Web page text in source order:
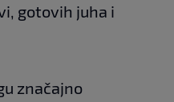
gotovih juha i
značajno